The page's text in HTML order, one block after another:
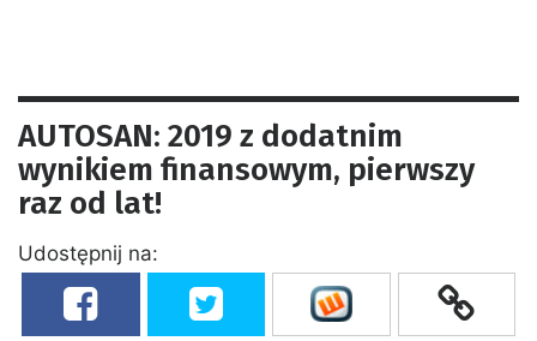
AUTOSAN: 2019 z dodatnim
wynikiem finansowym, pierwszy
raz od lat!
Udostępnij na: